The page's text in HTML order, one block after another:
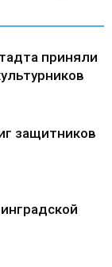
приняли
защитников